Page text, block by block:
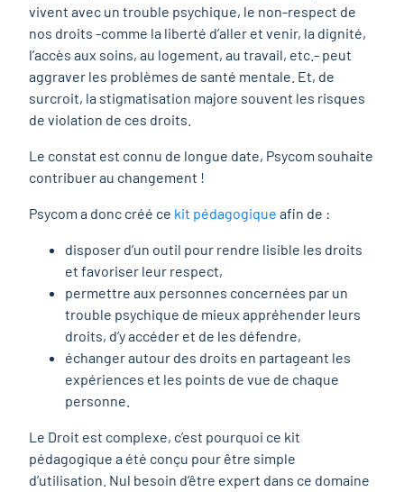
vivent avec un trouble psychique, le non-respect de
nos droits -comme la liberté d’aller et venir, la dignité,
l’accès aux soins, au logement, au travail, etc.- peut
aggraver les problèmes de santé mentale. Et, de
surcroit, la stigmatisation majore souvent les risques
de violation de ces droits.
Le constat est connu de longue date, Psycom souhaite
contribuer au changement !
Psycom a donc créé ce kit pédagogique afin de :
disposer d’un outil pour rendre lisible les droits
et favoriser leur respect,
permettre aux personnes concernées par un
trouble psychique de mieux appréhender leurs
droits, d’y accéder et de les défendre,
échanger autour des droits en partageant les
expériences et les points de vue de chaque
personne.
Le Droit est complexe, c’est pourquoi ce kit
pédagogique a été conçu pour être simple
d’utilisation. Nul besoin d’être expert dans ce domaine